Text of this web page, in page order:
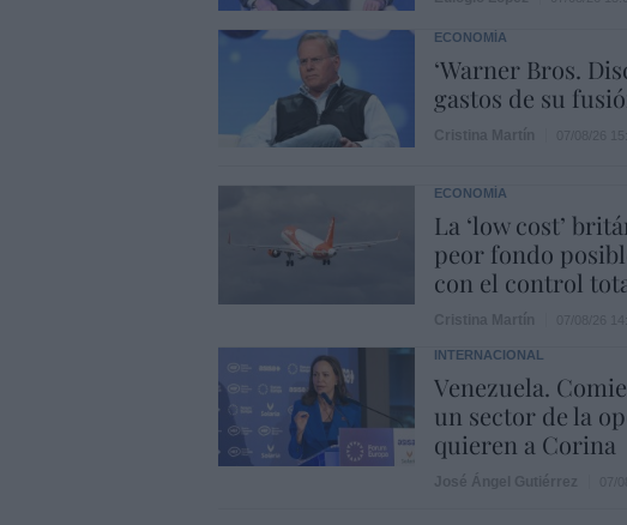
ECONOMÍA
‘Warner Bros.
gastos de su
ECONOMÍA
La ‘low cost’
peor fondo
con el control
INTERNACIONAL
Venezuela.
un sector de la
quieren a Corina